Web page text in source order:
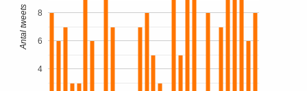
4
6
8
Antal tweets